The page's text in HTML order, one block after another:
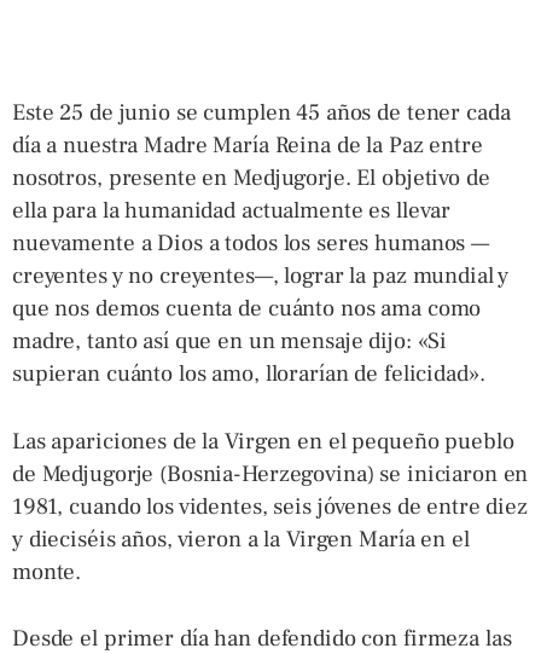
Este 25 de junio se cumplen 45 años de tener cada
día a nuestra Madre María Reina de la Paz entre
nosotros, presente en Medjugorje. El objetivo de
ella para la humanidad actualmente es llevar
nuevamente a Dios a todos los seres humanos —
creyentes y no creyentes—, lograr la paz mundial y
que nos demos cuenta de cuánto nos ama como
madre, tanto así que en un mensaje dijo: «Si
supieran cuánto los amo, llorarían de felicidad».
Las apariciones de la Virgen en el pequeño pueblo
de Medjugorje (Bosnia-Herzegovina) se iniciaron en
1981, cuando los videntes, seis jóvenes de entre diez
y dieciséis años, vieron a la Virgen María en el
monte.
Desde el primer día han defendido con firmeza las